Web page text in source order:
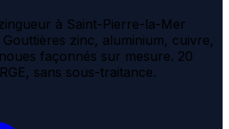
à Saint-Pierre-la-Mer
Gouttières zinc, aluminium, cuivre,
façonnés sur mesure. 20
sans sous-traitance.